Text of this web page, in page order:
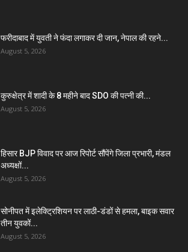
फरीदाबाद में युवती ने फंदा लगाकर दी जान, नेपाल की रहने...
August 5, 2026
कुरुक्षेत्र में शादी के 8 महीने बाद SDO की पत्नी की...
August 5, 2026
हिसार BJP विवाद पर आज रिपोर्ट सौंपेंगे जिला प्रभारी, मंडल
अध्यक्षों...
August 5, 2026
सोनीपत में इलेक्ट्रिशियन पर लाठी-डंडों से हमला, बाइक सवार
तीन युवकों...
August 5, 2026